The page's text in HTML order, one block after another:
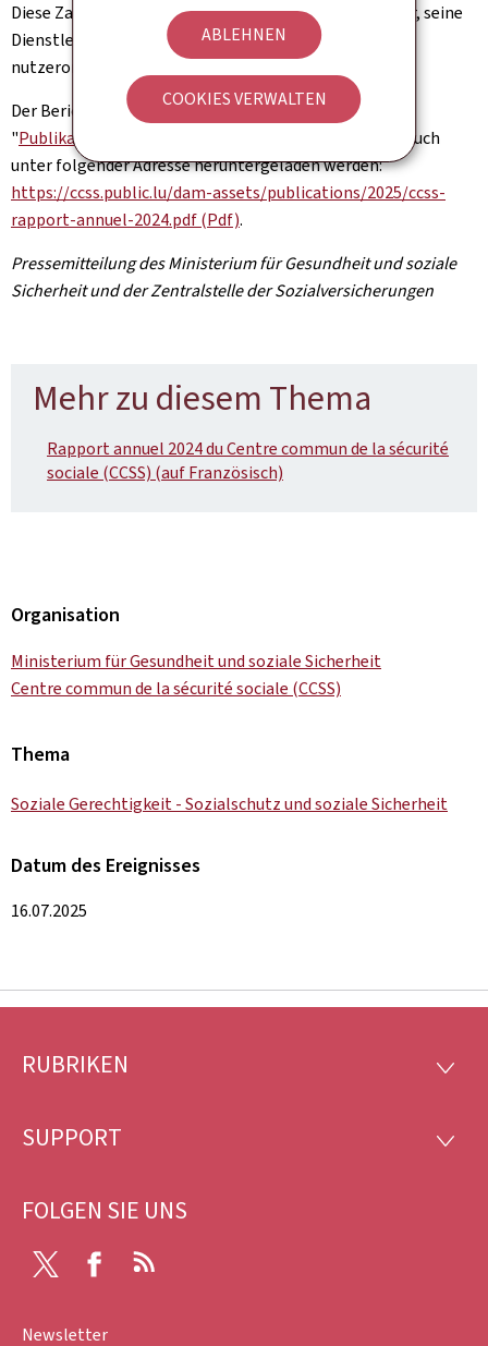
ABLEHNEN
COOKIES VERWALTEN
Diese Zahlen spiegeln das Engagement des CCSS wider, seine
Dienstleistungen zugänglicher, effizienter und
nutzerorientierter zu gestalten.
Der Bericht ist auf der Website der CCSS im Bereich
"Publikationen → Jahresbericht
" verfügbar und kann auch
unter folgender Adresse heruntergeladen werden:
https://ccss.public.lu/dam-assets/publications/2025/ccss-
rapport-annuel-2024.pdf (Pdf).
Pressemitteilung des Ministerium für Gesundheit und soziale
Sicherheit und der Zentralstelle der Sozialversicherungen
Mehr zu diesem Thema
Rapport annuel 2024 du Centre commun de la sécurité
sociale (CCSS) (auf Französisch)
Organisation
Ministerium für Gesundheit und soziale Sicherheit
Centre commun de la sécurité sociale (CCSS)
Thema
Soziale Gerechtigkeit - Sozialschutz und soziale Sicherheit
Datum des Ereignisses
16.07.2025
Footer
RUBRIKEN
SUPPORT
FOLGEN SIE UNS
Facebook
Newsletter